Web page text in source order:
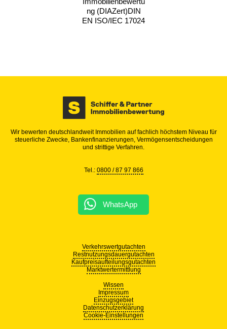
Wir bewerten deutschlandweit Immobilien auf fachlich höchstem Niveau für
steuerliche Zwecke, Bankenfinanzierungen, Vermögensentscheidungen
und strittige Verfahren.
Tel.: 0800 / 87 97 866
WhatsApp
Verkehrswertgutachten
Restnutzungsdauergutachten
Kaufpreisaufteilungsgutachten
Marktwertermittlung
Wissen
Impressum
Einzugsgebiet
Datenschutzerklärung
Cookie-Einstellungen